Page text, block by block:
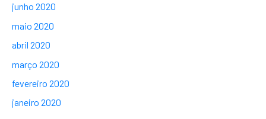
junho 2020
maio 2020
abril 2020
março 2020
fevereiro 2020
janeiro 2020